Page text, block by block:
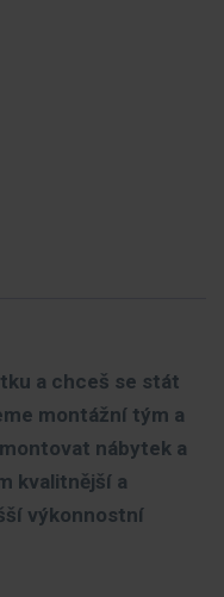
a chceš se stát
montážní tým a
nábytek a
kvalitnější a
výkonnostní